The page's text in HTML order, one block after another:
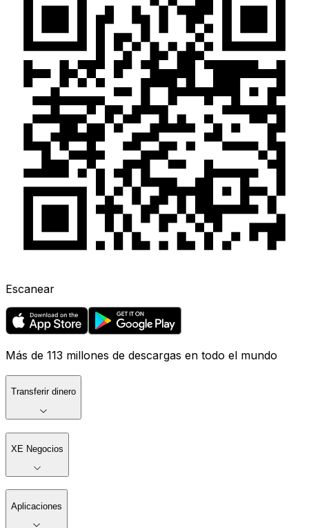
Escanear
Más de 113 millones de descargas en todo el mundo
Transferir dinero
XE Negocios
Aplicaciones